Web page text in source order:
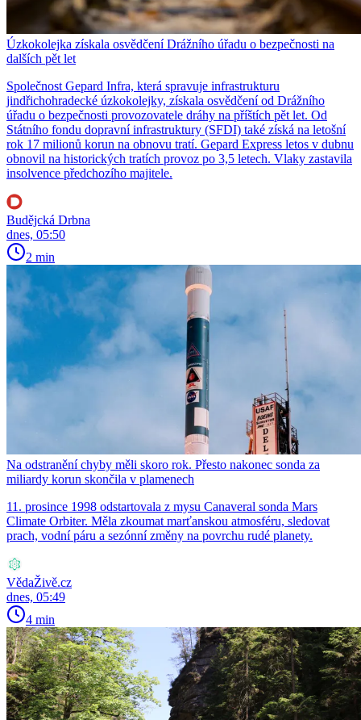
Úzkokolejka získala osvědčení Drážního úřadu o bezpečnosti na
dalších pět let
Společnost Gepard Infra, která spravuje infrastrukturu
jindřichohradecké úzkokolejky, získala osvědčení od Drážního
úřadu o bezpečnosti provozovatele dráhy na příštích pět let. Od
Státního fondu dopravní infrastruktury (SFDI) také získá na letošní
rok 17 milionů korun na obnovu tratí. Gepard Express letos v dubnu
obnovil na historických tratích provoz po 3,5 letech. Vlaky zastavila
insolvence předchozího majitele.
Budějcká Drbna
dnes, 05:50
2 min
Na odstranění chyby měli skoro rok. Přesto nakonec sonda za
miliardy korun skončila v plamenech
11. prosince 1998 odstartovala z mysu Canaveral sonda Mars
Climate Orbiter. Měla zkoumat marťanskou atmosféru, sledovat
prach, vodní páru a sezónní změny na povrchu rudé planety.
VědaŽivě.cz
dnes, 05:49
4 min